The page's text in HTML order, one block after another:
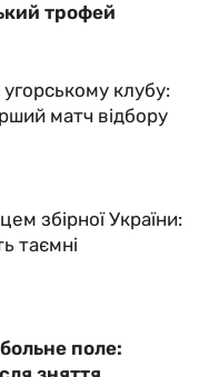
трофей
клубу:
матч відбору
збірної України:
таємні
поле: